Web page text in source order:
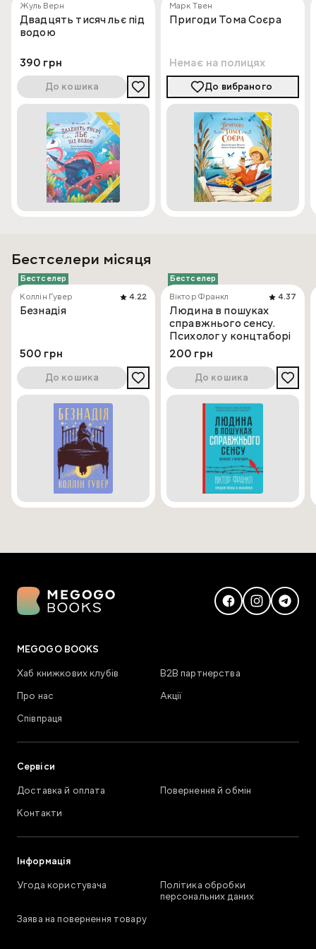
Жуль Верн
Двадцять тисяч льє під
водою
390 грн
До кошика
Марк Твен
Пригоди Тома Соєра
Немає на полицях
До вибраного
Бестселери місяця
Бестселер
Коллін Гувер
4.22
Безнадія
500 грн
До кошика
Бестселер
Віктор Франкл
4.37
Людина в пошуках
справжнього сенсу.
Психолог у концтаборі
200 грн
До кошика
MEGOGO BOOKS
Хаб книжкових клубів
В2В партнерства
Про нас
Акції
Співпраця
Сервіси
Доставка й оплата
Повернення й обмін
Контакти
Інформація
Угода користувача
Політика обробки
персональних даних
Заява на повернення товару